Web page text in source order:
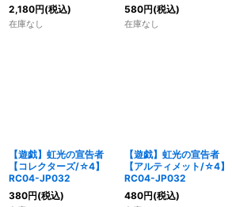
2,180円(税込)
在庫なし
580円(税込)
在庫なし
【遊戯】虹光の宣告者
【コレクターズ/☆4】
RC04-JP032
380円(税込)
【遊戯】虹光の宣告者
【アルティメット/☆4】
RC04-JP032
480円(税込)